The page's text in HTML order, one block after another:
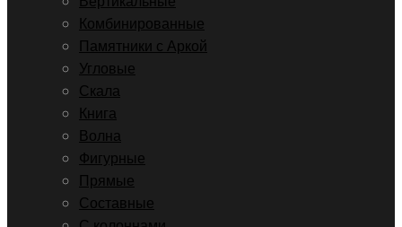
Комбинированные
Памятники с Аркой
Угловые
Скала
Книга
Волна
Фигурные
Прямые
Составные